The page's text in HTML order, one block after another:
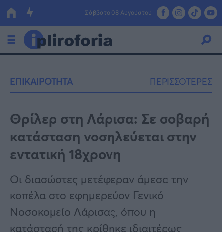
Σάββατο 08 Αυγούστου
Οικονομία
Πολιτική
Τράπεζες
Επιδοτήσεις
ΕΣΠΑ
Κόσμος
Lifestyle
Αθλητικά
Υγεία
ΕΠΙΚΑΙΡΟΤΗΤΑ ΠΕΡΙΣΣΟΤΕΡΕΣ
Θρίλερ στη Λάρισα: Σε σοβαρή
κατάσταση νοσηλεύεται στην
εντατική 18χρονη
Οι διασώστες μετέφεραν άμεσα την
κοπέλα στο εφημερεύον Γενικό
Νοσοκομείο Λάρισας, όπου η
κατάστασή της κρίθηκε ιδιαιτέρως